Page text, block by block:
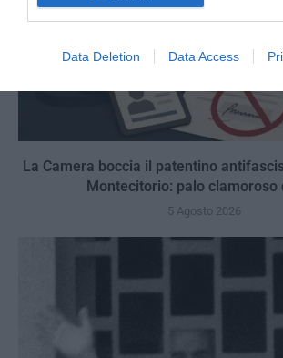
Data Deletion Data Access
La Camera boccia il patentino
Montecitorio: palo clamoroso
5 Agosto 2026